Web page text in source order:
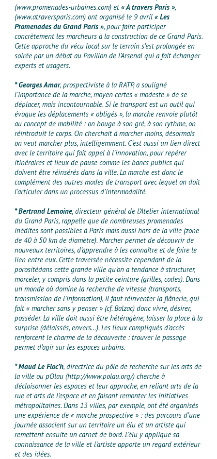
(www.promenades-urbaines.com) et« A travers Paris »,
(www.atraversparis.com) ont organisé le 9 avril « Les
Promenades du Grand Paris », pour faire participer
concrètement les marcheurs à la construction de ce Grand Paris.
Cette approche du vécu local sur le terrain s’est prolongée en
soirée par un débat au Pavillon de l’Arsenal qui a fait échanger
experts et usagers.
* Georges Amar, prospectiviste à la RATP, a souligné
l’importance de la marche, moyen certes « modeste » de se
déplacer, mais incontournable. Si le transport est un outil qui
évoque les déplacements « obligés », la marche renvoie plutôt
au concept de mobilité : on bouge à son gré, à son rythme, on
réintroduit le corps. On cherchait à marcher moins, désormais
on veut marcher plus, intelligemment. C’est aussi un lien direct
avec le territoire qui fait appel à l’innovation, pour repérer
itinéraires et lieux de pause comme les bancs publics qui
doivent être réinsérés dans la ville. La marche est donc le
complément des autres modes de transport avec lequel on doit
l’articuler dans un processus d’intermodalité.
* Bertrand Lemoine, directeur général de l’Atelier international
du Grand Paris, rappelle que de nombreuses promenades
inédites sont possibles à Paris mais aussi hors de la ville (zone
de 40 à 50 km de diamètre). Marcher permet de découvrir de
nouveaux territoires, d’apprendre à les connaître et de faire le
lien entre eux. Cette traversée nécessite cependant de la
porositédans cette grande ville qu’on a tendance à structurer,
morceler, y compris dans la petite ceinture (grilles, codes). Dans
un monde où domine la recherche de vitesse (transports,
transmission de l’information), il faut réinventer la flânerie, qui
fait « marcher sans y penser » (cf. Balzac) donc vivre, désirer,
posséder. La ville doit aussi être hétérogène, laisser la place à la
surprise (délaissés, envers…). Les lieux compliqués d’accès
renforcent le charme de la découverte : trouver le passage
permet d’agir sur les espaces urbains.
* Maud Le Floc’h, directrice du pôle de recherche sur les arts de
la ville ou pOlau (http://www.polau.org/) cherche à
décloisonner les espaces et leur approche, en reliant arts de la
rue et arts de l’espace et en faisant remonter les initiatives
métropolitaines. Dans 13 villes, par exemple, ont été organisés
une expérience de « marche prospective » : des parcours d’une
journée associent sur un territoire un élu et un artiste qui
remettent ensuite un carnet de bord. L’élu y applique sa
connaissance de la ville et l’artiste apporte un regard extérieur
et des idées.